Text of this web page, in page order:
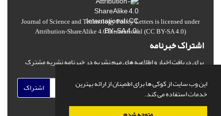
این وب سایت از کوکی ها برای اطمینان از ارائه بهترین
خدمات استفاده می کند.
Journal of Science and Technology Policy Letters is licensed under
Attribution-ShareAlike 4.0 International (CC BY-SA 4.0)
اشتراک خبرنامه
برای دریافت اخبار و اطلاعیه های مهم نشریه در خبرنامه نشریه مشترک
اشتراک